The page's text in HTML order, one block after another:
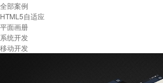
全部案例
HTML5自适应
平面画册
系统开发
移动开发